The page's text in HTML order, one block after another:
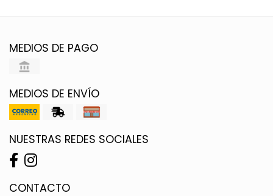
MEDIOS DE PAGO
MEDIOS DE ENVÍO
NUESTRAS REDES SOCIALES
CONTACTO